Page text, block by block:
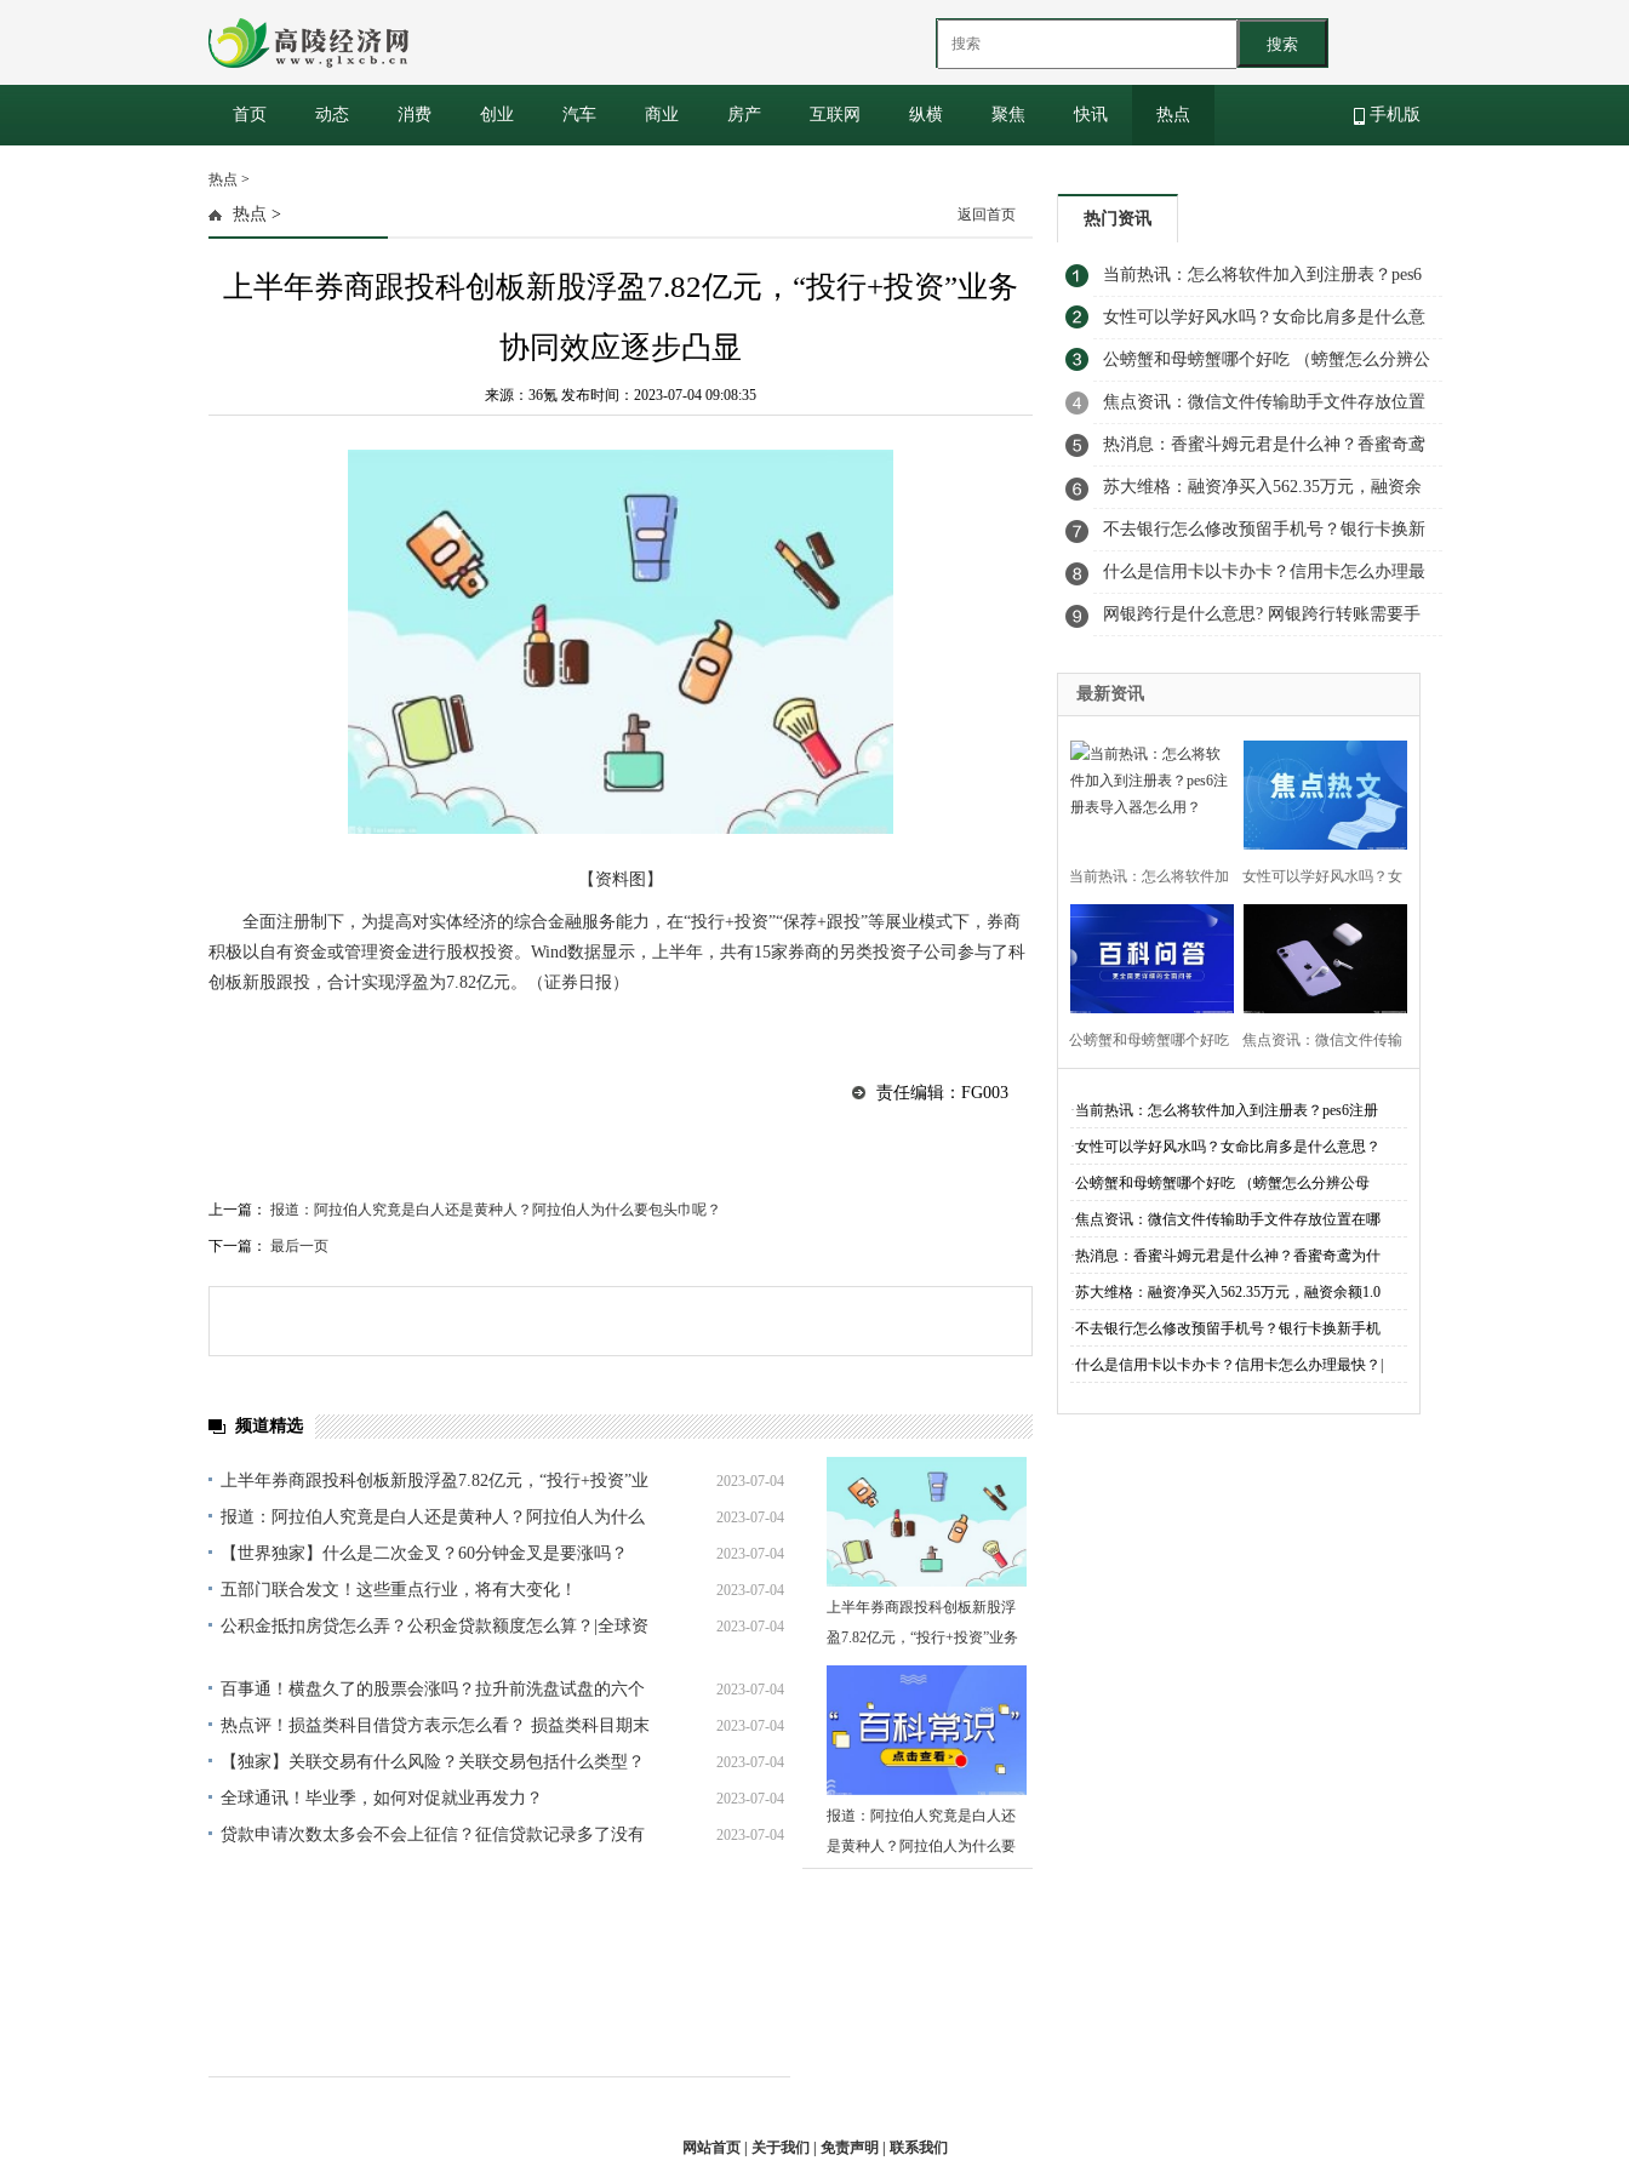
搜索
首页 动态 消费 创业 汽车 商业 房产 互联网 纵横 聚焦 快讯 热点 手机版
热点 >
热点 > 返回首页
上半年券商跟投科创板新股浮盈7.82亿元，“投行+投资”业务
协同效应逐步凸显
来源：36氪 发布时间：2023-07-04 09:08:35
【资料图】
全面注册制下，为提高对实体经济的综合金融服务能力，在“投行+投资”“保荐+跟投”等展业模式下，券商
积极以自有资金或管理资金进行股权投资。Wind数据显示，上半年，共有15家券商的另类投资子公司参与了科
创板新股跟投，合计实现浮盈为7.82亿元。（证券日报）
责任编辑：FG003
上一篇： 报道：阿拉伯人究竟是白人还是黄种人？阿拉伯人为什么要包头巾呢？
下一篇： 最后一页
频道精选
上半年券商跟投科创板新股浮盈7.82亿元，“投行+投资”业
务协同效应逐步凸显
2023-07-04
09:08:35
报道：阿拉伯人究竟是白人还是黄种人？阿拉伯人为什么
要包头巾呢？
2023-07-04
09:03:20
【世界独家】什么是二次金叉？60分钟金叉是要涨吗？ 2023-07-04
08:56:40
五部门联合发文！这些重点行业，将有大变化！ 2023-07-04
08:44:47
公积金抵扣房贷怎么弄？公积金贷款额度怎么算？|全球资
2023-07-04
百事通！横盘久了的股票会涨吗？拉升前洗盘试盘的六个
特征是什么？
2023-07-04
08:17:54
热点评！损益类科目借贷方表示怎么看？ 损益类科目期末
有余额么？
2023-07-04
08:20:32
【独家】关联交易有什么风险？关联交易包括什么类型？ 2023-07-04
08:07:18
全球通讯！毕业季，如何对促就业再发力？ 2023-07-04
07:59:02
贷款申请次数太多会不会上征信？征信贷款记录多了没有
2023-07-04
上半年券商跟投科创板新股浮
盈7.82亿元，“投行+投资”业务
协同效应逐步凸显
报道：阿拉伯人究竟是白人还
是黄种人？阿拉伯人为什么要
热门资讯
当前热讯：怎么将软件加入到注册表？pes6
注册表导入器怎么用？
女性可以学好风水吗？女命比肩多是什么意
思？
公螃蟹和母螃蟹哪个好吃 （螃蟹怎么分辨公
母）|环球百事通
焦点资讯：微信文件传输助手文件存放位置
在哪？微信文件传输助手是真人吗？
热消息：香蜜斗姆元君是什么神？香蜜奇鸢
为什么帮天后？
苏大维格：融资净买入562.35万元，融资余
额1.02亿元（07-03）
不去银行怎么修改预留手机号？银行卡换新
手机号了怎么更改？-天天热资讯
什么是信用卡以卡办卡？信用卡怎么办理最
快？|全球热议
网银跨行是什么意思? 网银跨行转账需要手
最新资讯
当前热讯：怎么将软件加
入到注册表？pes6注册表
女性可以学好风水吗？女
命比肩多是什么意思？
公螃蟹和母螃蟹哪个好吃
球百事通
焦点资讯：微信文件传输
微信文件传输助手是真人
吗？
·当前热讯：怎么将软件加入到注册表？pes6注册
·女性可以学好风水吗？女命比肩多是什么意思？
·公螃蟹和母螃蟹哪个好吃 （螃蟹怎么分辨公母
·焦点资讯：微信文件传输助手文件存放位置在哪
·热消息：香蜜斗姆元君是什么神？香蜜奇鸢为什
·苏大维格：融资净买入562.35万元，融资余额1.0
·不去银行怎么修改预留手机号？银行卡换新手机
·什么是信用卡以卡办卡？信用卡怎么办理最快？|
网站首页 | 关于我们 | 免责声明 | 联系我们